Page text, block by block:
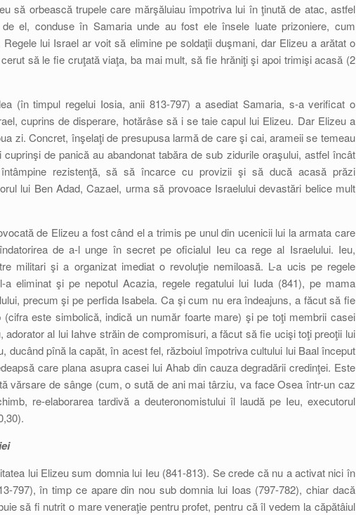
să orbească trupele care mărşăluiau împotriva lui în ţinută de atac, astfel
el, conduse în Samaria unde au fost ele însele luate prizoniere, cum
lui Israel ar voit să elimine pe soldaţii duşmani, dar Elizeu a arătat o
să le fie cruţată viaţa, ba mai mult, să fie hrăniţi şi apoi trimişi acasă (2
(în timpul regelui Iosia, anii 813-797) a asediat Samaria, s-a verificat o
cuprins de disperare, hotărâse să i se taie capul lui Elizeu. Dar Elizeu a
zi. Concret, înşelaţi de presupusa larmă de care şi cai, arameii se temeau
de panică au abandonat tabăra de sub zidurile oraşului, astfel încât
rezistenţă, să să încarce cu provizii şi să ducă acasă prăzi
lui Ben Adad, Cazael, urma să provoace Israelului devastări belice mult
de Elizeu a fost când el a trimis pe unul din ucenicii lui la armata care
de a-l unge în secret pe oficialul Ieu ca rege al Israelului. Ieu,
militari şi a organizat imediat o revoluţie nemiloasă. L-a ucis pe regele
eliminat şi pe nepotul Acazia, regele regatului lui Iuda (841), pe mama
precum şi pe perfida Isabela. Ca şi cum nu era îndeajuns, a făcut să fie
este simbolică, indică un număr foarte mare) şi pe toţi membrii casei
adorator al lui Iahve străin de compromisuri, a făcut să fie ucişi toţi preoţii lui
ducând pînă la capăt, în acest fel, războiul împotriva cultului lui Baal început
care plana asupra casei lui Ahab din cauza degradării credinţei. Este
vărsare de sânge (cum, o sută de ani mai târziu, va face Osea într-un caz
re-elaborarea tardivă a deuteronomistului îl laudă pe Ieu, executorul
lui Elizeu sum domnia lui Ieu (841-813). Se crede că nu a activat nici în
797), în timp ce apare din nou sub domnia lui Ioas (797-782), chiar dacă
să fi nutrit o mare veneraţie pentru profet, pentru că îl vedem la căpătâiul